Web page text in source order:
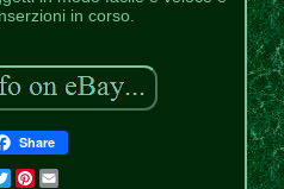
in corso.
Share
TwitterPinterest